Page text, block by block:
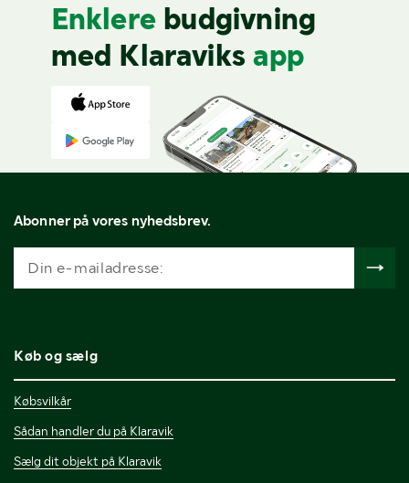
Enklere budgivning
med Klaraviks app
Abonner på vores nyhedsbrev.
Køb og sælg
Købsvilkår
Sådan handler du på Klaravik
Sælg dit objekt på Klaravik